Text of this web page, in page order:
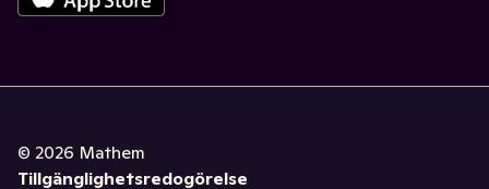
© 2026 Mathem
Tillgänglighetsredogörelse